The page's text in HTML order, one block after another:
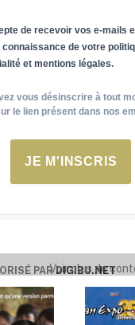
de recevoir vos e-mails
de votre
et mentions légales.
vous désinscrire à tout
le lien présent dans nos
JE M'INSCRIS
PARDIGIBU.NET
Voir plus de